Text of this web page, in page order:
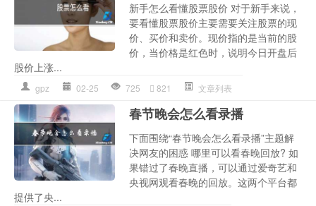
新手怎么看懂股票股价 对于新手来说，
要看懂股票股价主要需要关注股票的现
价、买价和卖价。现价指的是当前的股
价，当价格是红色时，说明今日开盘后
股价上涨...
gpz 02-25 725 821 文章列表
春节晚会怎么看录播
下面围绕“春节晚会怎么看录播”主题解
决网友的困惑 哪里可以看春晚回放? 如
果错过了春晚直播，可以通过爱奇艺和
央视网观看春晚的回放。这两个平台都
提供了央...